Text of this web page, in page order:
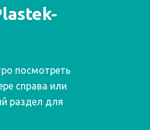
посмотреть
справа или
раздел для